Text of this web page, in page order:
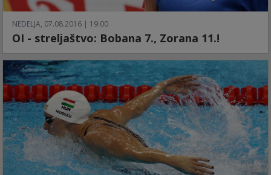
NEDELJA, 07.08.2016 | 19:00
OI - streljaštvo: Bobana 7., Zorana 11.!